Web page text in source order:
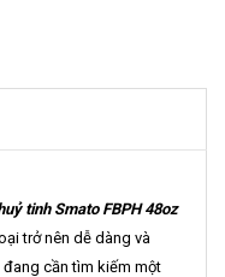
tinh Smato FBPH 48oz
trở nên dễ dàng và
đang cần tìm kiếm một